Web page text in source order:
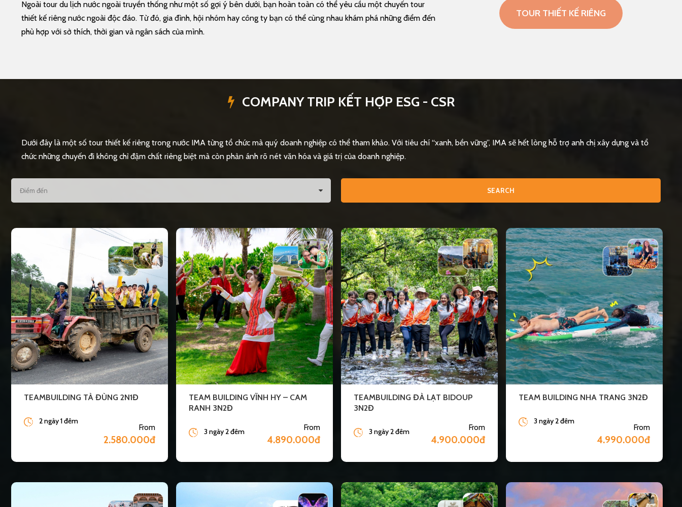
Ngoài tour du lịch nước ngoài truyền thống như một số gợi ý bên dưới, bạn hoàn toàn có thể yêu cầu một chuyến tour
thiết kế riêng nước ngoài độc đáo. Từ đó, gia đình, hội nhóm hay công ty bạn có thể cùng nhau khám phá những điểm đến
phù hợp với sở thích, thời gian và ngân sách của mình.
TOUR THIẾT KẾ RIÊNG
COMPANY TRIP KẾT HỢP ESG - CSR
Dưới đây là một số tour thiết kế riêng trong nước IMA từng tổ chức mà quý doanh nghiệp có thể tham khảo. Với tiêu chí “xanh, bền vững”, IMA sẽ hết lòng hỗ trợ anh chị xây dựng và tổ
chức những chuyến đi không chỉ đậm chất riêng biệt mà còn phản ánh rõ nét văn hóa và giá trị của doanh nghiệp.
TEAMBUILDING TÀ ĐÙNG 2N1Đ
From
2.580.000đ
2 ngày 1 đêm
TEAM BUILDING VĨNH HY – CAM
RANH 3N2Đ
From
4.890.000đ
3 ngày 2 đêm
TEAMBUILDING ĐÀ LẠT BIDOUP
3N2Đ
From
4.900.000đ
3 ngày 2 đêm
TEAM BUILDING NHA TRANG 3N2Đ
From
4.990.000đ
3 ngày 2 đêm